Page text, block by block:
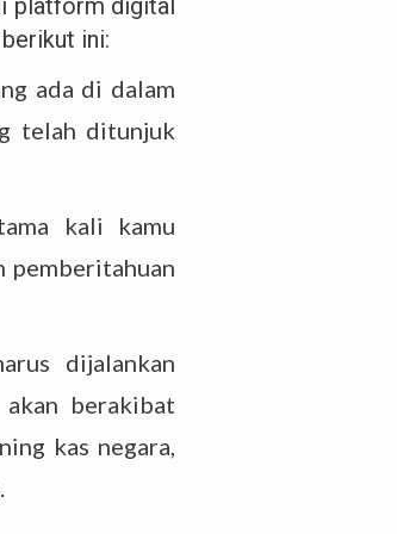
ini:
ada di dalam
telah ditunjuk
kali kamu
pemberitahuan
dijalankan
berakibat
kas negara,